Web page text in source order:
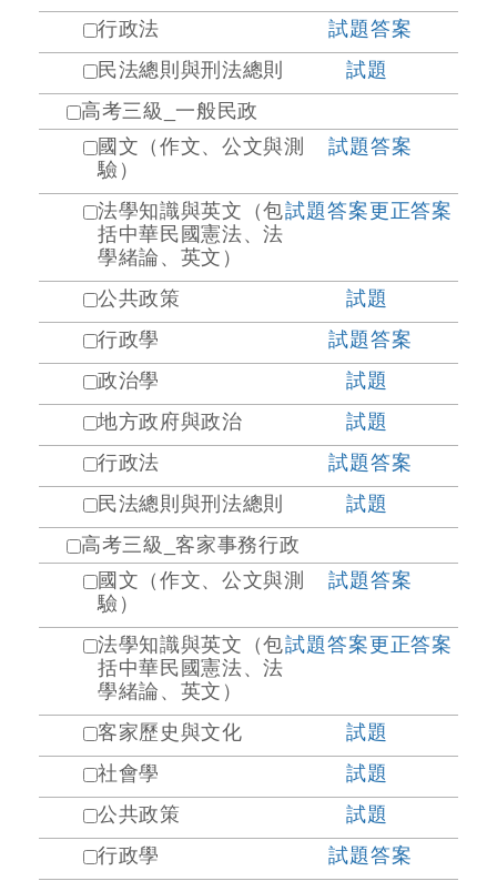
行政法
試題答案
民法總則與刑法總則
試題
高考三級_一般民政
國文（作文、公文與測
驗）
試題答案
法學知識與英文（包
括中華民國憲法、法
學緒論、英文）
試題答案更正答案
公共政策
試題
行政學
試題答案
政治學
試題
地方政府與政治
試題
行政法
試題答案
民法總則與刑法總則
試題
高考三級_客家事務行政
國文（作文、公文與測
驗）
試題答案
法學知識與英文（包
括中華民國憲法、法
學緒論、英文）
試題答案更正答案
客家歷史與文化
試題
社會學
試題
公共政策
試題
行政學
試題答案